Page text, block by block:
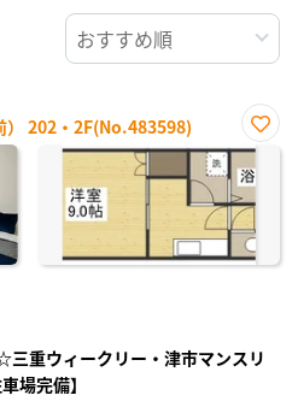
） 202・2F(No.483598)
お気
に入
り登
録
重ウィークリー・津市マンスリ
場完備】